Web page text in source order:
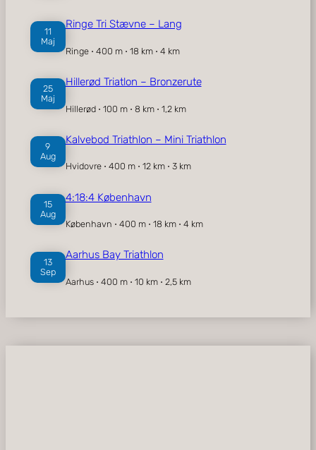
11
Maj
Ringe Tri Stævne – Lang
Ringe ⋅ 400 m ⋅ 18 km ⋅ 4 km
25
Maj
Hillerød Triatlon – Bronzerute
Hillerød ⋅ 100 m ⋅ 8 km ⋅ 1,2 km
9
Aug
Kalvebod Triathlon – Mini Triathlon
Hvidovre ⋅ 400 m ⋅ 12 km ⋅ 3 km
15
Aug
4:18:4 København
København ⋅ 400 m ⋅ 18 km ⋅ 4 km
13
Sep
Aarhus Bay Triathlon
Aarhus ⋅ 400 m ⋅ 10 km ⋅ 2,5 km